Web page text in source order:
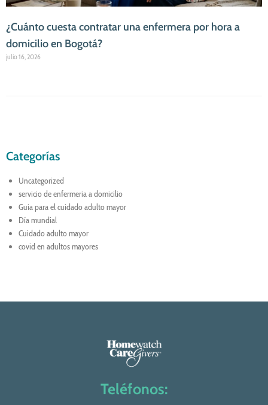
¿Cuánto cuesta contratar una enfermera por hora a
domicilio en Bogotá?
julio 16, 2026
Categorías
Uncategorized
servicio de enfermeria a domicilio
Guia para el cuidado adulto mayor
Día mundial
Cuidado adulto mayor
covid en adultos mayores
Teléfonos: